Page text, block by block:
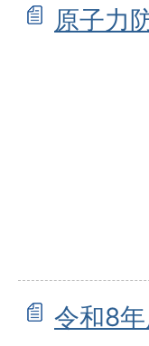
原子力
令和8